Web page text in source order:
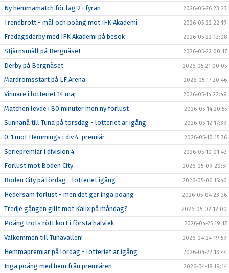
Ny hemmamatch för lag 2 i fyran 2026-05-26 23:23
Trendbrott - mål och poäng mot IFK Akademi 2026-05-22 22:19
Fredagsderby med IFK Akademi på besök 2026-05-22 13:08
Stjärnsmäll på Bergnäset 2026-05-22 00:17
Derby på Bergnäset 2026-05-21 00:05
Mardrömsstart på LF Arena 2026-05-17 20:46
Vinnare i lotteriet 14 maj 2026-05-14 22:49
Matchen levde i 80 minuter men ny förlust 2026-05-14 20:55
Sunnanå till Tuna på torsdag - lotteriet är igång 2026-05-12 17:39
0-1 mot Hemmings i div 4-premiär 2026-05-10 15:36
Seriepremiär i division 4 2026-05-10 01:43
Förlust mot Boden City 2026-05-09 20:51
Boden City på lördag - lotteriet igång 2026-05-06 15:40
Hedersam förlust - men det ger inga poäng 2026-05-04 23:26
Tredje gången gillt mot Kalix på måndag? 2026-05-02 12:00
Poäng trots rött kort i första halvlek 2026-04-25 19:17
Välkommen till Tunavallen! 2026-04-24 19:59
Hemmapremiär på lördag - lotteriet är igång 2026-04-22 13:44
Inga poäng med hem från premiären 2026-04-18 19:14